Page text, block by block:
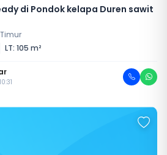
di Pondok kelapa Duren sawit
LT: 105 m²